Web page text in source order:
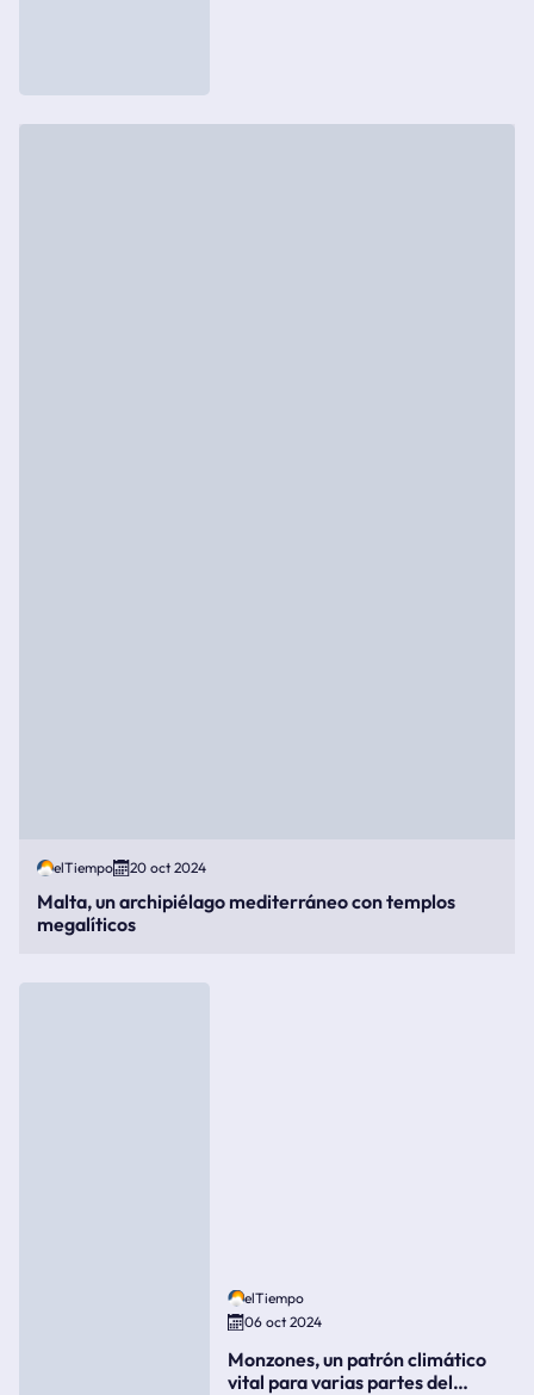
elTiempo 20 oct 2024
Malta, un archipiélago mediterráneo con templos
megalíticos
elTiempo
06 oct 2024
Monzones, un patrón climático
vital para varias partes del